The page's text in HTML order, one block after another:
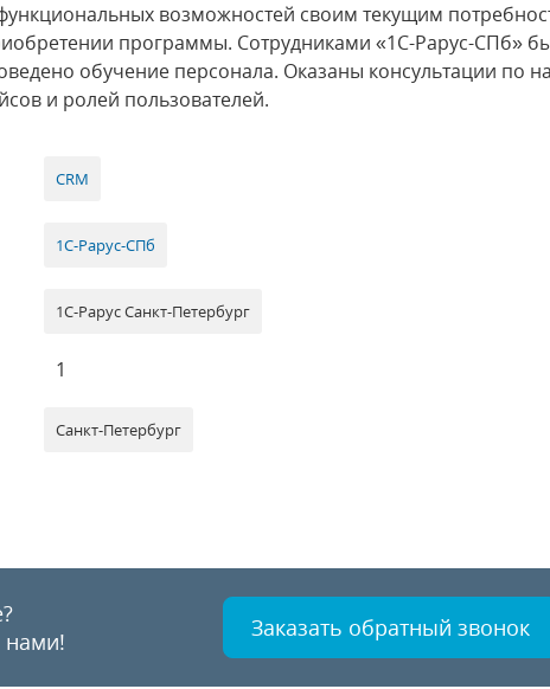
возможностей своим текущим
программы. Сотрудниками «1С-Рарус-СПб»
обучение персонала. Оказаны консультации по
и ролей пользователей.
CRM
1С-Рарус-СПб
1С-Рарус Санкт-Петербург
1
Санкт-Петербург
нами! Заказать обратный звонок